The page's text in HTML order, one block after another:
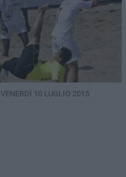
VENERDÌ 10 LUGLIO 2015